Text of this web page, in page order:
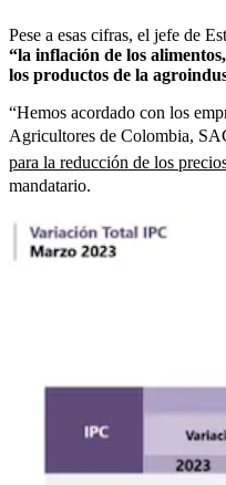
Pese a esas cifras, el jefe de
“la inflación de los
los productos de la
“Hemos acordado con los
Agricultores de Colombia,
para la reducción de los
mandatario.